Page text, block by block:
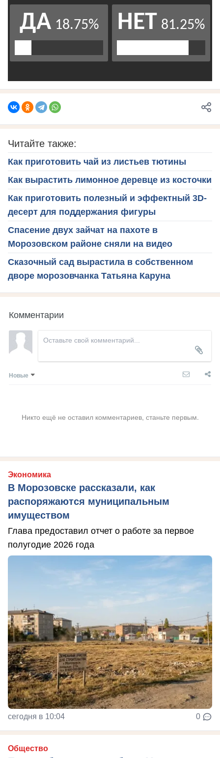
Читайте также:
Как приготовить чай из листьев тютины
Как вырастить лимонное деревце из косточки
Как приготовить полезный и эффектный 3D-
десерт для поддержания фигуры
Спасение двух зайчат на пахоте в
Морозовском районе сняли на видео
Сказочный сад вырастила в собственном
дворе морозовчанка Татьяна Каруна
Комментарии
Новые
Никто ещё не оставил комментариев, станьте первым.
Экономика
В Морозовске рассказали, как
распоряжаются муниципальным
имуществом
Глава предоставил отчет о работе за первое
полугодие 2026 года
сегодня в 10:04 0
Общество